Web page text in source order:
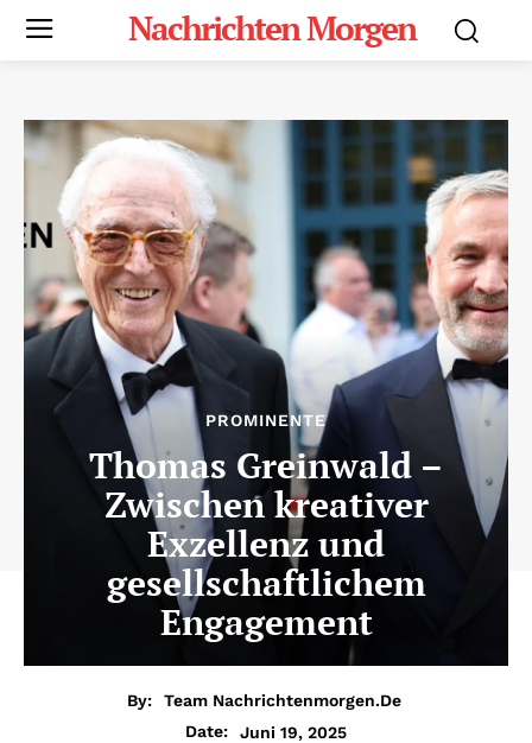
Nachrichten Morgen
PROMINENTE
Thomas Greinwald –
Zwischen kreativer
Exzellenz und
gesellschaftlichem
Engagement
By:
Team Nachrichtenmorgen.de
Date:
Juni 19, 2025